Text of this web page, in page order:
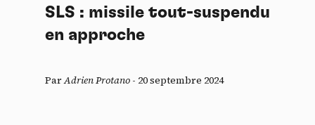
SLS : missile tout-suspendu
en approche
ParAdrien Protano - 20 septembre 2024